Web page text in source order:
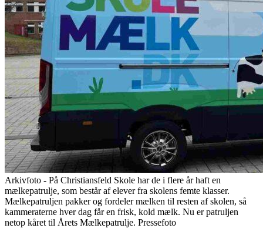
Arkivfoto - På Christiansfeld Skole har de i flere år haft en
mælkepatrulje, som består af elever fra skolens femte klasser.
Mælkepatruljen pakker og fordeler mælken til resten af skolen, så
kammeraterne hver dag får en frisk, kold mælk. Nu er patruljen
netop kåret til Årets Mælkepatrulje. Pressefoto